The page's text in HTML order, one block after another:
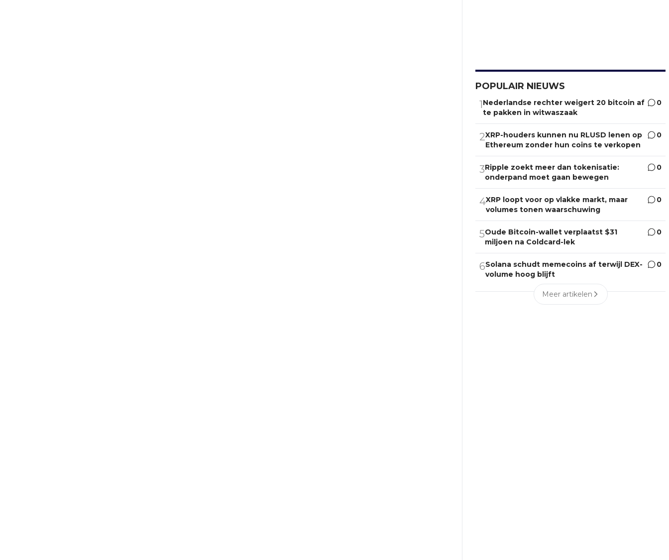
POPULAIR NIEUWS
1Nederlandse rechter weigert 20 bitcoin af
te pakken in witwaszaak
0
2XRP-houders kunnen nu RLUSD lenen op
Ethereum zonder hun coins te verkopen
0
3Ripple zoekt meer dan tokenisatie:
onderpand moet gaan bewegen
0
4XRP loopt voor op vlakke markt, maar
volumes tonen waarschuwing
0
5Oude Bitcoin-wallet verplaatst $31
miljoen na Coldcard-lek
0
6Solana schudt memecoins af terwijl DEX-
volume hoog blijft
0
Meer artikelen